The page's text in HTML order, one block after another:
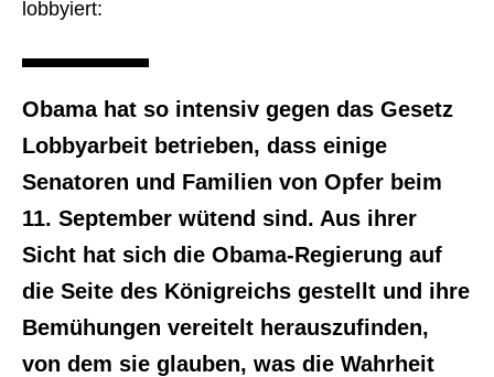
lobbyiert:
Obama hat so intensiv gegen das Gesetz
Lobbyarbeit betrieben, dass einige
Senatoren und Familien von Opfer beim
11. September wütend sind. Aus ihrer
Sicht hat sich die Obama-Regierung auf
die Seite des Königreichs gestellt und ihre
Bemühungen vereitelt herauszufinden,
von dem sie glauben, was die Wahrheit